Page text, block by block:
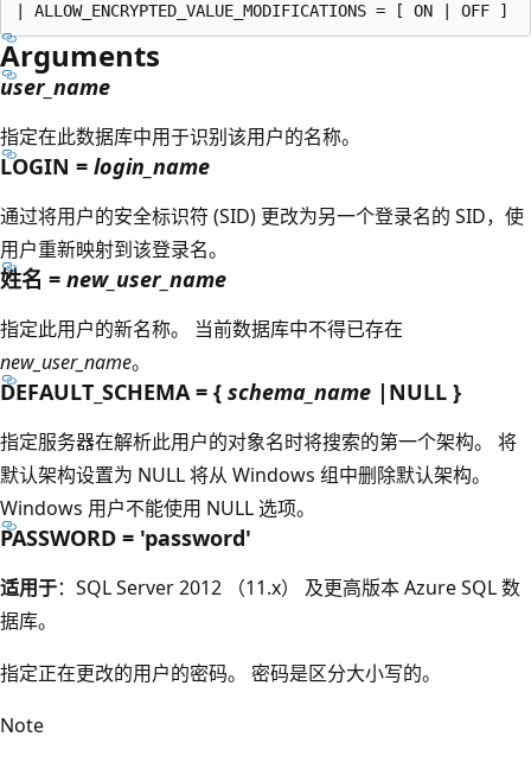
Arguments
user_name
指定在此数据库中用于识别该用户的名称。
LOGIN = login_name
通过将用户的安全标识符 (SID) 更改为另一个登录名的 SID，使
用户重新映射到该登录名。
姓名 = new_user_name
指定此用户的新名称。 当前数据库中不得已存在
new_user_name。
DEFAULT_SCHEMA = { schema_name |NULL }
指定服务器在解析此用户的对象名时将搜索的第一个架构。 将
默认架构设置为 NULL 将从 Windows 组中删除默认架构。
Windows 用户不能使用 NULL 选项。
PASSWORD = 'password'
适用于：SQL Server 2012 （11.x） 及更高版本 Azure SQL 数
据库。
指定正在更改的用户的密码。 密码是区分大小写的。
Note